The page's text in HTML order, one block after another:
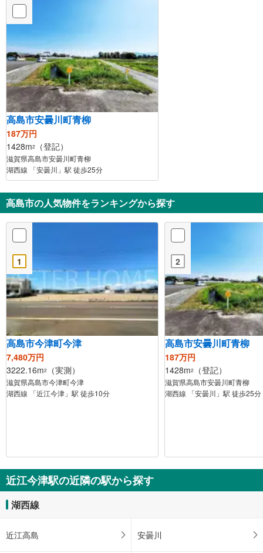
高島市安曇川町青柳
187万円
1428m2 （登記）
滋賀県高島市安曇川町青柳
湖西線 「安曇川」駅 徒歩25分
高島市の人気物件をランキングから探す
1
高島市今津町今津
7,480万円
3222.16m2 （実測）
滋賀県高島市今津町今津
湖西線 「近江今津」駅 徒歩10分
2
高島市安曇川町青柳
187万円
1428m2 （登記）
滋賀県高島市安曇川町青柳
湖西線 「安曇川」駅 徒歩25分
近江今津駅の近隣の駅から探す
湖西線
近江高島 安曇川